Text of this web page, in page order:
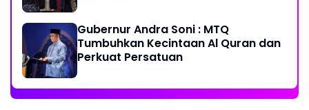
Gubernur Andra Soni : MTQ
Tumbuhkan Kecintaan Al Quran dan
Perkuat Persatuan